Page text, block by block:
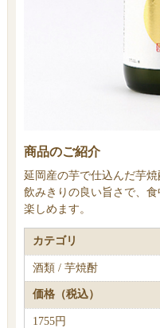
商品のご紹介
延岡産の芋で仕込んだ芋焼
飲みきりの良い旨さで、
楽しめます。
カテゴリ
酒類 / 芋焼酎
価格（税込）
1755円